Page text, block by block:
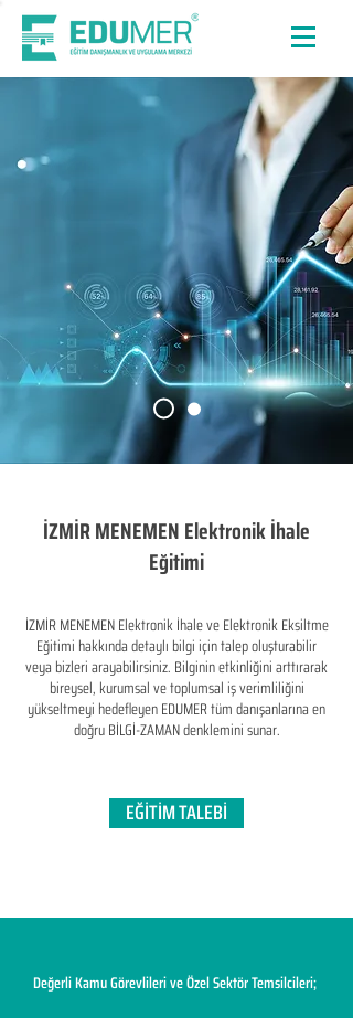
İZMİR MENEMEN Elektronik İhale
Eğitimi
İZMİR MENEMEN Elektronik İhale ve Elektronik Eksiltme
Eğitimi hakkında detaylı bilgi için talep oluşturabilir
veya bizleri arayabilirsiniz. Bilginin etkinliğini arttırarak
bireysel, kurumsal ve toplumsal iş verimliliğini
yükseltmeyi hedefleyen​ EDUMER tüm danışanlarına en
doğru BİLGİ-ZAMAN denklemini sunar.
EĞİTİM TALEBİ
Değerli Kamu Görevlileri ve Özel Sektör Temsilcileri;